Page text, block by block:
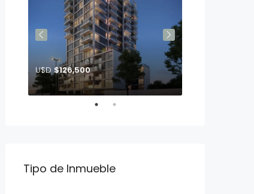
U$D $126,500
Tipo de Inmueble